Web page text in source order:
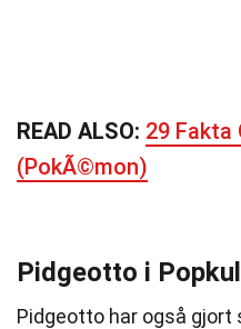
READ ALSO: 29 Fakta
(PokÃ©mon)
Pidgeotto i
Pidgeotto har også